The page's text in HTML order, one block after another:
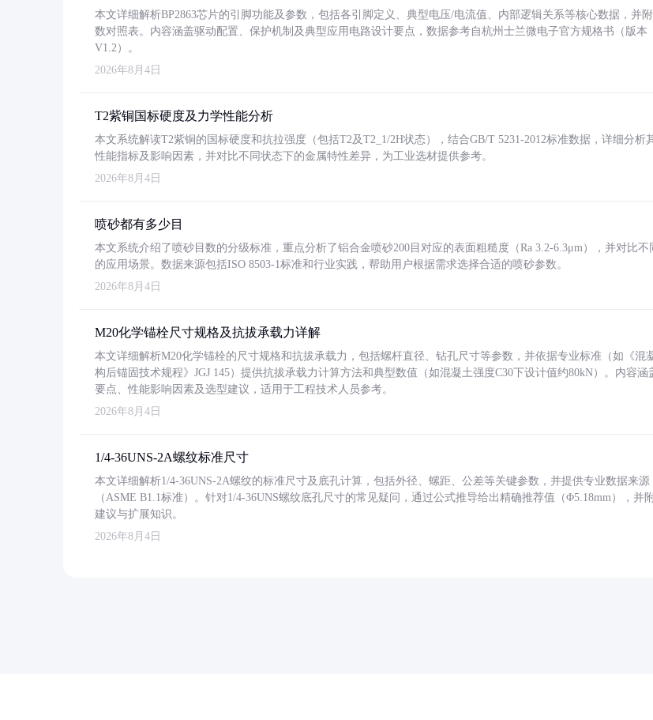
本文详细解析BP2863芯片的引脚功能及参数，包括各引脚定义、典型电压/电流值、内部逻辑关系等核心数据，并
数对照表。内容涵盖驱动配置、保护机制及典型应用电路设计要点，数据参考自杭州士兰微电子官方规格书（版本
V1.2）。
2026年8月4日
T2紫铜国标硬度及力学性能分析
本文系统解读T2紫铜的国标硬度和抗拉强度（包括T2及T2_1/2H状态），结合GB/T 5231-2012标准数据，详细分析
性能指标及影响因素，并对比不同状态下的金属特性差异，为工业选材提供参考。
2026年8月4日
喷砂都有多少目
本文系统介绍了喷砂目数的分级标准，重点分析了铝合金喷砂200目对应的表面粗糙度（Ra 3.2-6.3μm），并对比不
的应用场景。数据来源包括ISO 8503-1标准和行业实践，帮助用户根据需求选择合适的喷砂参数。
2026年8月4日
M20化学锚栓尺寸规格及抗拔承载力详解
本文详细解析M20化学锚栓的尺寸规格和抗拔承载力，包括螺杆直径、钻孔尺寸等参数，并依据专业标准（如《混
构后锚固技术规程》JGJ 145）提供抗拔承载力计算方法和典型数值（如混凝土强度C30下设计值约80kN）。内容涵
要点、性能影响因素及选型建议，适用于工程技术人员参考。
2026年8月4日
1/4-36UNS-2A螺纹标准尺寸
本文详细解析1/4-36UNS-2A螺纹的标准尺寸及底孔计算，包括外径、螺距、公差等关键参数，并提供专业数据来源
（ASME B1.1标准）。针对1/4-36UNS螺纹底孔尺寸的常见疑问，通过公式推导给出精确推荐值（Φ5.18mm），并
建议与扩展知识。
2026年8月4日